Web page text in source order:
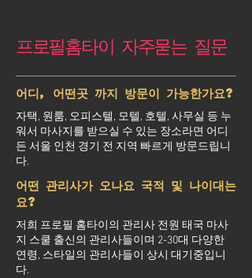
프로필홈타이 자주묻는 질문
어디, 어떤곳 까지 방문이 가능한가요?
자택, 원룸, 오피스텔, 모텔, 호텔, 사무실 등 누
워서 마사지를 받으실 수 있는 장소라면 어디
든 서울 인천 경기 전 지역 빠르게 방문드립니
다.
어떤 관리사가 오나요 국적 및 나이대는
요?
저희 프로필 홈타이의 관리사 전원 태국 마사
지 스쿨 출신의 관리사들이며 2-30대 다양한
연령, 스타일의 관리사들이 상시 대기중입니
다.